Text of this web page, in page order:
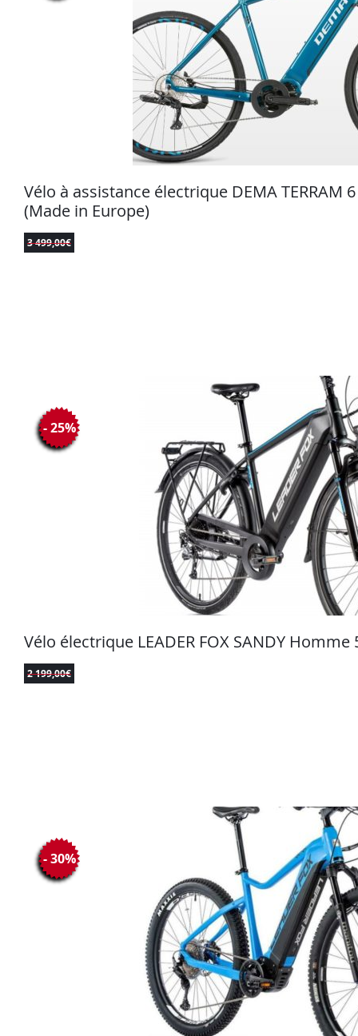
Vélo à assistance électrique DEMA TERRAM
(Made in Europe)
3 499,00€
Vélo électrique LEADER FOX SANDY
2 199,00€
- 25%
- 30%